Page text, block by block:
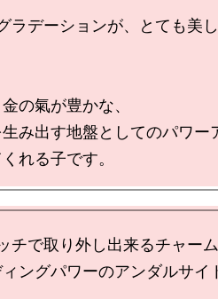
ラデーションが、とても美
の氣が豊かな、
み出す地盤としてのパワー
チで取り外し出来るチャー
ングパワーのアンダルサイ